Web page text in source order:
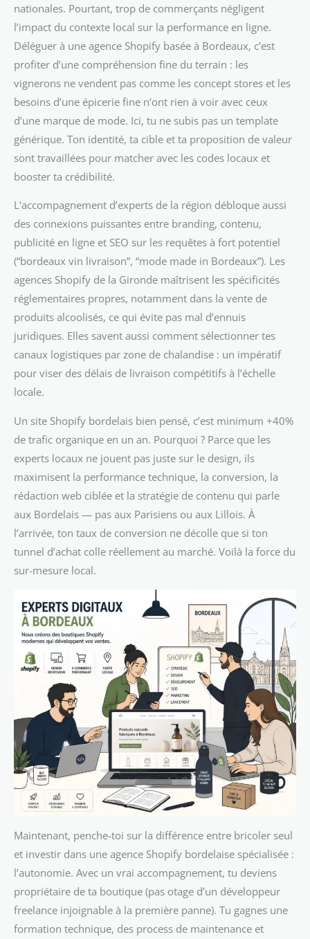
nationales. Pourtant, trop de commerçants négligent
l’impact du contexte local sur la performance en ligne.
Déléguer à une agence Shopify basée à Bordeaux, c’est
profiter d’une compréhension fine du terrain : les
vignerons ne vendent pas comme les concept stores et les
besoins d’une épicerie fine n’ont rien à voir avec ceux
d’une marque de mode. Ici, tu ne subis pas un template
générique. Ton identité, ta cible et ta proposition de valeur
sont travaillées pour matcher avec les codes locaux et
booster ta crédibilité.
L’accompagnement d’experts de la région débloque aussi
des connexions puissantes entre branding, contenu,
publicité en ligne et SEO sur les requêtes à fort potentiel
(“bordeaux vin livraison”, “mode made in Bordeaux”). Les
agences Shopify de la Gironde maîtrisent les spécificités
réglementaires propres, notamment dans la vente de
produits alcoolisés, ce qui évite pas mal d’ennuis
juridiques. Elles savent aussi comment sélectionner tes
canaux logistiques par zone de chalandise : un impératif
pour viser des délais de livraison compétitifs à l’échelle
locale.
Un site Shopify bordelais bien pensé, c’est minimum +40%
de trafic organique en un an. Pourquoi ? Parce que les
experts locaux ne jouent pas juste sur le design, ils
maximisent la performance technique, la conversion, la
rédaction web ciblée et la stratégie de contenu qui parle
aux Bordelais — pas aux Parisiens ou aux Lillois. À
l’arrivée, ton taux de conversion ne décolle que si ton
tunnel d’achat colle réellement au marché. Voilà la force du
sur-mesure local.
Maintenant, penche-toi sur la différence entre bricoler seul
et investir dans une agence Shopify bordelaise spécialisée :
l’autonomie. Avec un vrai accompagnement, tu deviens
propriétaire de ta boutique (pas otage d’un développeur
freelance injoignable à la première panne). Tu gagnes une
formation technique, des process de maintenance et